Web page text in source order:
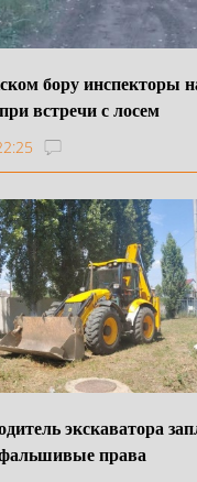
бору инспекторы
встречи с лосем
экскаватора
права